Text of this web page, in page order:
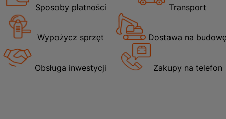
Sposoby płatności Transport
Wypożycz sprzęt Dostawa na
Obsługa inwestycji Zakupy na telefon